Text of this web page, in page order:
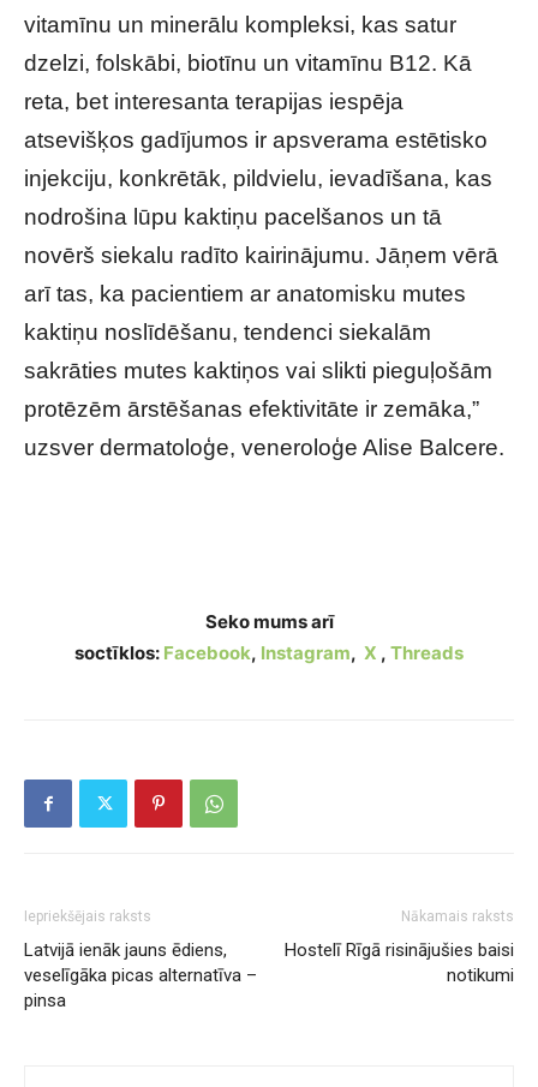
vitamīnu un minerālu kompleksi, kas satur
dzelzi, folskābi, biotīnu un vitamīnu B12. Kā
reta, bet interesanta terapijas iespēja
atsevišķos gadījumos ir apsverama estētisko
injekciju, konkrētāk, pildvielu, ievadīšana, kas
nodrošina lūpu kaktiņu pacelšanos un tā
novērš siekalu radīto kairinājumu. Jāņem vērā
arī tas, ka pacientiem ar anatomisku mutes
kaktiņu noslīdēšanu, tendenci siekalām
sakrāties mutes kaktiņos vai slikti pieguļošām
protēzēm ārstēšanas efektivitāte ir zemāka,”
uzsver dermatoloģe, veneroloģe Alise Balcere.
Seko mums arī
soctīklos: Facebook, Instagram, X , Threads
Iepriekšējais raksts
Latvijā ienāk jauns ēdiens,
veselīgāka picas alternatīva –
pinsa
Nākamais raksts
Hostelī Rīgā risinājušies baisi
notikumi